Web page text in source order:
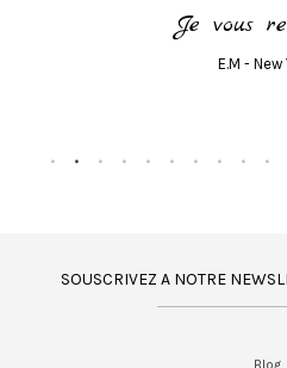
Je vous
E.M - New
SOUSCRIVEZ A NOTRE
Blog